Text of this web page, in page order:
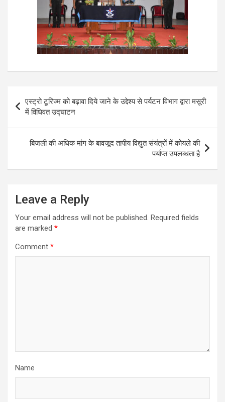
navigation
एस्ट्रो टूरिज्म को बढ़ावा दिये जाने के उद्देश्य से पर्यटन विभाग द्वारा मसूरी
में विधिवत उद्घाटन
बिजली की अधिक मांग के बावजूद तापीय विद्युत संयंत्रों में कोयले की
पर्याप्त उपलब्धता है
Leave a Reply
Your email address will not be published. Required fields
are marked *
Comment *
Name